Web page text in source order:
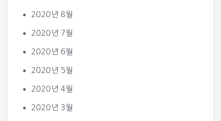
2020년 8월
2020년 7월
2020년 6월
2020년 5월
2020년 4월
2020년 3월